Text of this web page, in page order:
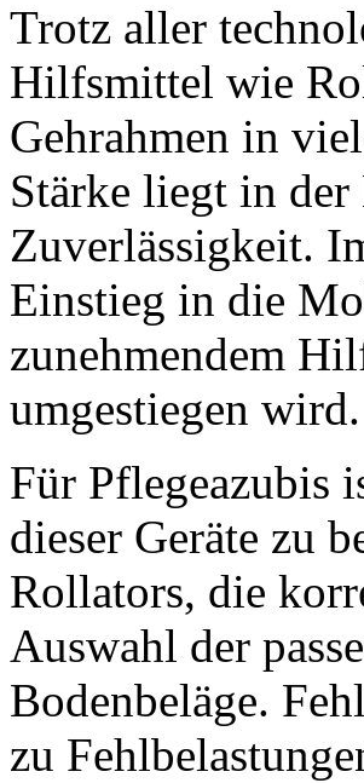
Trotz aller
Hilfsmittel wie
Gehrahmen in
Stärke liegt in
Zuverlässigkeit.
Einstieg in die
zunehmendem
umgestiegen wird.
Für Pflegeazubis
dieser Geräte zu
Rollators, die
Auswahl der
Bodenbeläge.
zu